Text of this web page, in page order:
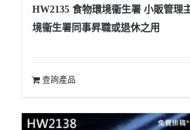
HW2135 食物環境衞生署 小販管理
境衞生署同事昇職或退休之用
查詢產品